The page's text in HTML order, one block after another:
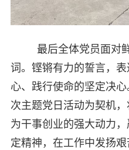
最后全体党员面对鲜
词。铿锵有力的誓言，
心、践行使命的坚定决
次主题党日活动为契机
为干事创业的强大动力
定精神，在工作中发扬